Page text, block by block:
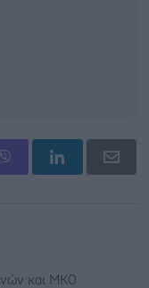
και ΜΚΟ